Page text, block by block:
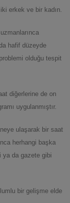
erkek ve bir kadın.
hafif düzeyde
olduğu tespit
diğerlerine de on
uygulanmıştır.
ulaşarak bir saat
herhangi başka
ya da gazete gibi
bir gelişme elde